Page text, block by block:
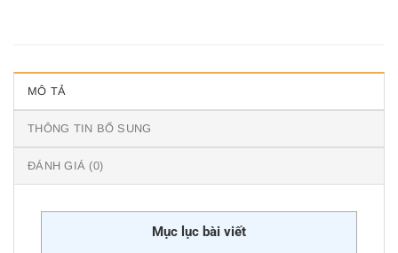
MÔ TẢ
THÔNG TIN BỔ SUNG
ĐÁNH GIÁ (0)
Mục lục bài viết